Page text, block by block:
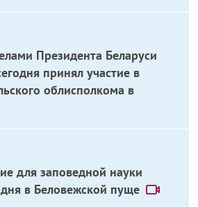
Президента Беларуси
принял участие в
облисполкома в
для заповедной науки
в Беловежской пуще